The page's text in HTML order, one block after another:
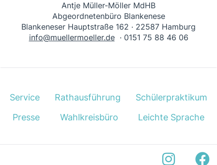
Antje Müller-Möller MdHB
Abgeordnetenbüro Blankenese
Blankeneser Hauptstraße 162 · 22587 Hamburg
info@muellermoeller.de· 0151 75 88 46 06
Service Rathausführung
Schülerpraktikum
Presse
Wahlkreisbüro Leichte Sprache